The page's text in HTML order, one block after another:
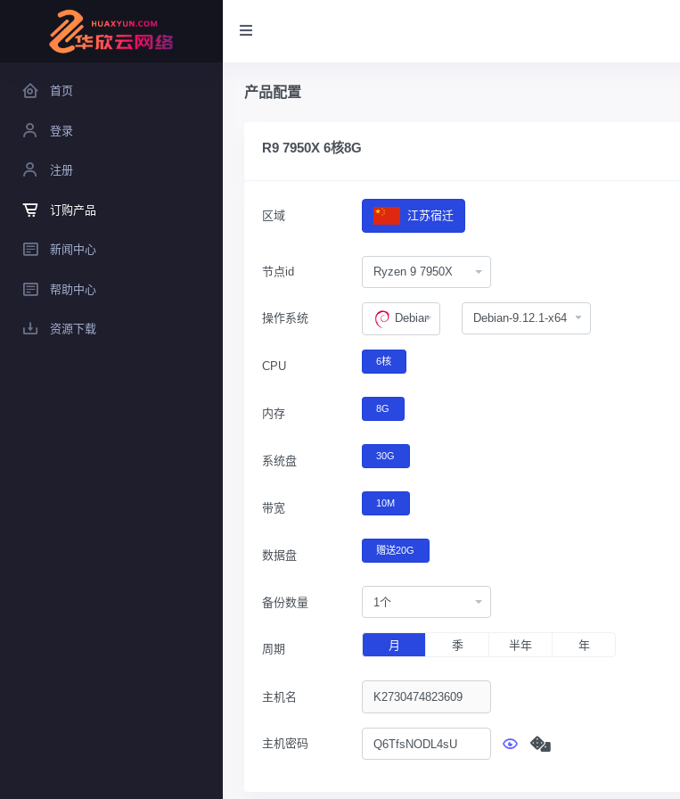
首页
登录
注册
订购产品
新闻中心
帮助中心
资源下载
产品配置
R9 7950X 6核8G
区域 江苏宿迁
节点id Ryzen 9 7950X
操作系统 Debian
CPU 6核
内存 8G
系统盘 30G
带宽 10M
数据盘 赠送20G
备份数量 1个
周期 月 季 半年 年
主机名
主机密码